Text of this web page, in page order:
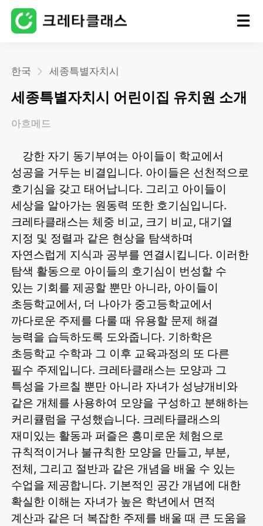
블로그
한국 세종특별자치시
세종특별자치시 어린이집 유치원 소개
아흐메드
강한 자기 동기부여는 아이들이 학교에서
성공을 거두는 비결입니다. 아이들은 선천적으로
호기심을 갖고 태어납니다. 그리고 아이들이
세상을 알아가는 원동력 또한 호기심입니다.
크레타클래스는 체중 비교, 크기 비교, 대기열
지정 및 정렬과 같은 현상을 탐색하며
자연스럽게 지식과 공부를 연결시킵니다. 이러한
탐색 활동으로 아이들의 호기심이 번성할 수
있는 기회를 제공할 뿐만 아니라, 아이들이
초등학교에서, 더 나아가 중고등학교에서
까다로운 주제를 다룰 때 유용할 문제 해결
능력을 습득하도록 도와줍니다. 기하학은
초등학교 수학과 그 이후 교육과정의 또 다른
필수 주제입니다. 크레타클래스는 모양과 그
특성을 가르칠 뿐만 아니라 자녀가 성냥개비와
같은 개체를 사용하여 모양을 구성하고 분해하는
커리큘럼을 구성했습니다. 크레타클래스의
재미있는 활동과 퍼즐은 흥미로운 체험으로
규칙적이거나 불규칙한 모양을 만들고, 부분,
전체, 그리고 절반과 같은 개념을 배울 수 있는
수업을 제공합니다. 기본적인 공간 개념에 대한
확실한 이해는 자녀가 높은 학년에서 면적
계산과 같은 더 복잡한 주제를 배울 때 큰 도움을